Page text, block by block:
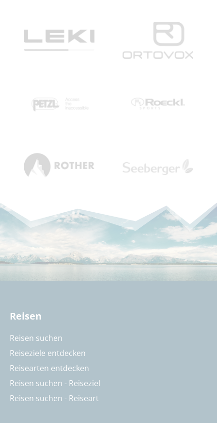
Reisen
Reisen suchen
Reiseziele entdecken
Reisearten entdecken
Reisen suchen - Reiseziel
Reisen suchen - Reiseart